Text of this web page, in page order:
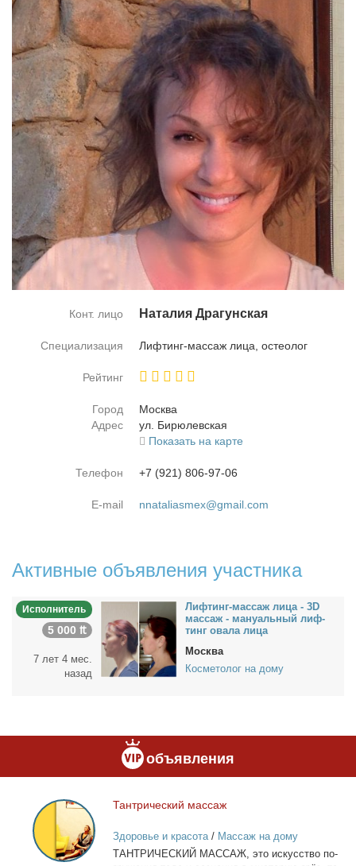
Конт. лицо На­та­лия Дра­гун­ская
Специализация Лиф­тинг-мас­саж ли­ца, остео­лог
Рейтинг
Город
Москва
Адрес
ул. Би­рюлев­ская
Показать на карте
Телефон +7 (921) 806-97-06
E-mail nnataliasmex@gmail.com
Активные объявления участника
Исполнитель
5 000 ₶
7 лет 4 мес.
назад
Лиф­тинг-мас­саж ли­ца - 3D
мас­саж - ма­ну­аль­ный лиф­
тинг ова­ла ли­ца
Москва
Косметолог на дому
объявления
Тантрический
массаж
Тан­три­че­ский мас­саж
Здоровье и красота/ Массаж на дому
ТАНТРИЧЕСКИЙ МАССАЖ, это ис­кус­ство по­